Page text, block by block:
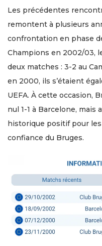
Les précédentes
remontent à plusieurs
confrontation en phase
Champions en 2002/03,
deux matches : 3-2 au
en 2000, ils s’étaient
UEFA. À cette occasion,
nul 1-1 à Barcelone, mais
historique positif pour
confiance du Bruges.